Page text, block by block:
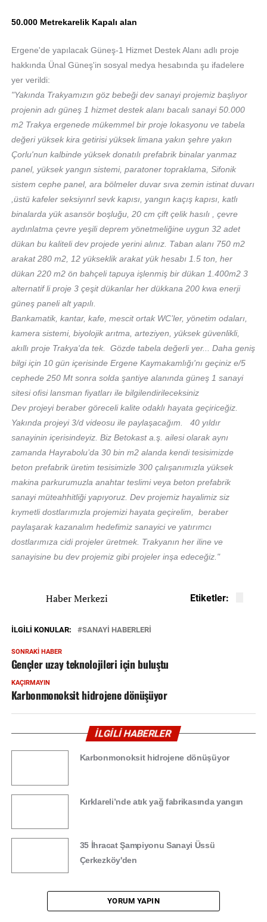
50.000 Metrekarelik Kapalı alan
Ergene'de yapılacak Güneş-1 Hizmet Destek Alanı adlı proje
hakkında Ünal Güneş'in sosyal medya hesabında şu ifadelere
yer verildi:
"Yakında Trakyamızın göz bebeği dev sanayi projemiz başlıyor
projenin adı güneş 1 hizmet destek alanı bacalı sanayi 50.000
m2 Trakya ergenede mükemmel bir proje lokasyonu ve tabela
değeri yüksek kira getirisi yüksek limana yakın şehre yakın
Çorlu'nun kalbinde yüksek donatılı prefabrik binalar yanmaz
panel, yüksek yangın sistemi, paratoner topraklama, Sifonik
sistem cephe panel, ara bölmeler duvar sıva zemin istinat duvarı
,üstü kafeler seksiyınrl sevk kapısı, yangın kaçış kapısı, katlı
binalarda yük asansör boşluğu, 20 cm çift çelik hasılı , çevre
aydınlatma çevre yeşili deprem yönetmeliğine uygun 32 adet
dükan bu kaliteli dev projede yerini alınız. Taban alanı 750 m2
arakat 280 m2, 12 yükseklik arakat yük hesabı 1.5 ton, her
dükan 220 m2 ön bahçeli tapuya işlenmiş bir dükan 1.400m2 3
alternatif li proje 3 çeşit dükanlar her dükkana 200 kwa enerji
güneş paneli alt yapılı.
Bankamatik, kantar, kafe, mescit ortak WC’ler, yönetim odaları,
kamera sistemi, biyolojik arıtma, arteziyen, yüksek güvenlikli,
akıllı proje Trakya'da tek. Gözde tabela değerli yer... Daha geniş
bilgi için 10 gün içerisinde Ergene Kaymakamlığı'nı geçiniz e/5
cephede 250 Mt sonra solda şantiye alanında güneş 1 sanayi
sitesi ofisi lansman fiyatları ile bilgilendirileceksiniz
Dev projeyi beraber göreceli kalite odaklı hayata geçiriceğiz.
Yakında projeyi 3/d videosu ile paylaşacağım. 40 yıldır
sanayinin içerisindeyiz. Biz Betokast a.ş. ailesi olarak aynı
zamanda Hayrabolu’da 30 bin m2 alanda kendi tesisimizde
beton prefabrik üretim tesisimizle 300 çalışanımızla yüksek
makina parkurumuzla anahtar teslimi veya beton prefabrik
sanayi müteahhitliği yapıyoruz. Dev projemiz hayalimiz siz
kıymetli dostlarımızla projemizi hayata geçirelim, beraber
paylaşarak kazanalım hedefimiz sanayici ve yatırımcı
dostlarımıza cidi projeler üretmek. Trakyanın her iline ve
sanayisine bu dev projemiz gibi projeler inşa edeceğiz."
Haber Merkezi Etiketler:
İLGILI KONULAR: SANAYİ HABERLERİ
SONRAKI HABER
Gençler uzay teknolojileri için buluştu
KAÇIRMAYIN
Karbonmonoksit hidrojene dönüşüyor
İLGİLİ HABERLER
Karbonmonoksit hidrojene dönüşüyor
Kırklareli’nde atık yağ fabrikasında yangın
35 İhracat Şampiyonu Sanayi Üssü
Çerkezköy'den
YORUM YAPIN